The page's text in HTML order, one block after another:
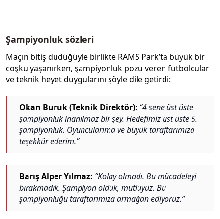
Şampiyonluk sözleri
Maçın bitiş düdüğüyle birlikte RAMS Park’ta büyük bir
coşku yaşanırken, şampiyonluk pozu veren futbolcular
ve teknik heyet duygularını şöyle dile getirdi:
Okan Buruk (Teknik Direktör): “4 sene üst üste
şampiyonluk inanılmaz bir şey. Hedefimiz üst üste 5.
şampiyonluk. Oyuncularıma ve büyük taraftarımıza
teşekkür ederim.”
Barış Alper Yılmaz: “Kolay olmadı. Bu mücadeleyi
bırakmadık. Şampiyon olduk, mutluyuz. Bu
şampiyonluğu taraftarımıza armağan ediyoruz.”